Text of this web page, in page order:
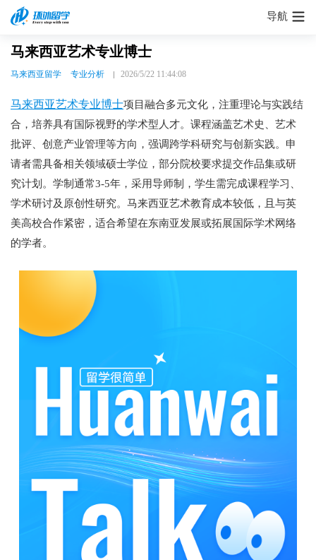
导航
马来西亚艺术专业博士
马来西亚留学 专业分析 2026/5/22 11:44:08
马来西亚艺术专业博士项目融合多元文化，注重理论与实践结
合，培养具有国际视野的学术型人才。课程涵盖艺术史、艺术
批评、创意产业管理等方向，强调跨学科研究与创新实践。申
请者需具备相关领域硕士学位，部分院校要求提交作品集或研
究计划。学制通常3-5年，采用导师制，学生需完成课程学习、
学术研讨及原创性研究。马来西亚艺术教育成本较低，且与英
美高校合作紧密，适合希望在东南亚发展或拓展国际学术网络
的学者。